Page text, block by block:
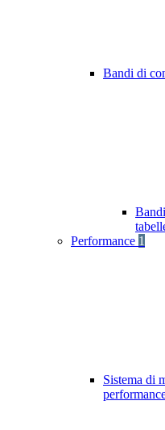
Bandi di
Performance 1
Sistema di